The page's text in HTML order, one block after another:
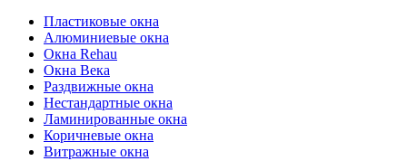
Пластиковые окна
Алюминиевые окна
Окна Rehau
Окна Века
Раздвижные окна
Нестандартные окна
Ламинированные окна
Коричневые окна
Витражные окна